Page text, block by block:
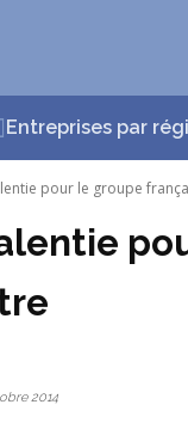
Entreprises par
pour le groupe
2014